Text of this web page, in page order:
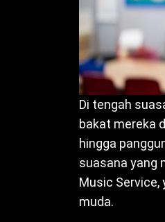
Di tengah
bakat mereka
hingga
suasana yang
Music
muda.